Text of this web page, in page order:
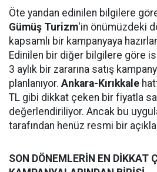
Öte yandan edinilen bilgilere
Gümüş Turizm'in önümüzdeki
kapsamlı bir kampanyaya
Edinilen bir diğer bilgilere göre
3 aylık bir zararına satış
planlanıyor. Ankara-Kırıkkale
TL gibi dikkat çeken bir fiyatla
değerlendiriliyor. Ancak bu
tarafından henüz resmi bir
SON DÖNEMLERİN EN DİKKAT